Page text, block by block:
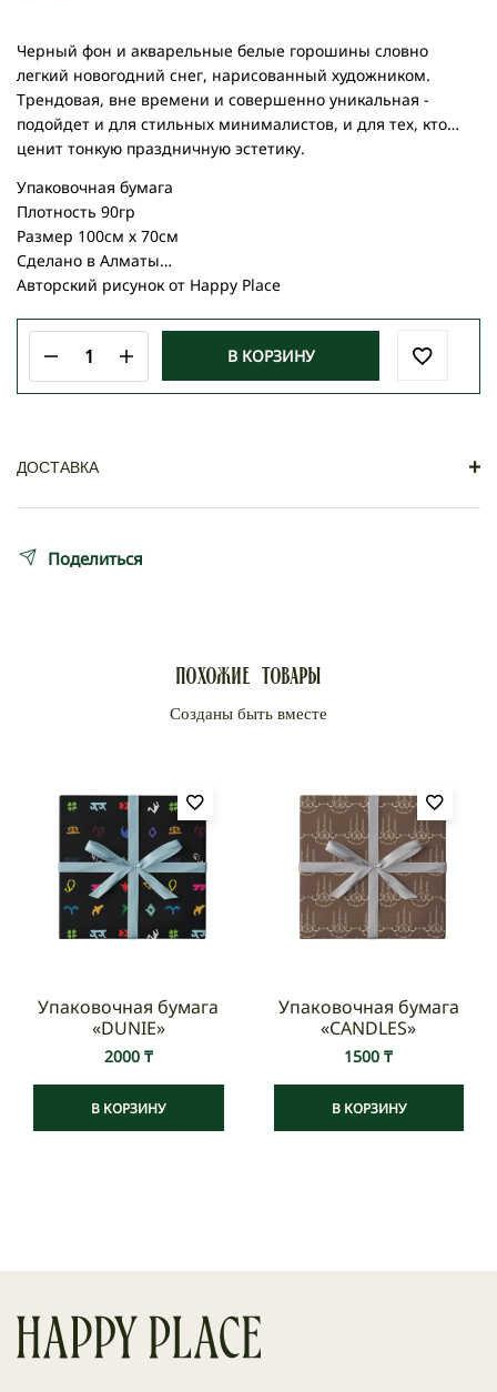
Черный фон и акварельные белые горошины словно
легкий новогодний снег, нарисованный художником.
Трендовая, вне времени и совершенно уникальная -
подойдет и для стильных минималистов, и для тех, кто
ценит тонкую праздничную эстетику.
Упаковочная бумага
Плотность 90гр
Размер 100см х 70см
Сделано в Алматы
Авторский рисунок от Happy Place
Количество
товара
Упаковочная
В КОРЗИНУ
ДОСТАВКА +
Заказ можно забрать по адресу: Кабанбай батыра
Яндекс курьеров по принципу «до двери».
Доставка по Казахстану:
Доставка курьерской компанией Rika — от 1 до 4
рабочих дней.
Стоимость доставки по тарифам курьерской
компании.
по тарифам курьерской компании.
Поделиться
Похожие товары
Упаковочная бумага
«DUNIE»
2000 ₸
В КОРЗИНУ
Упаковочная бумага
«CANDLES»
1500₸
В КОРЗИНУ